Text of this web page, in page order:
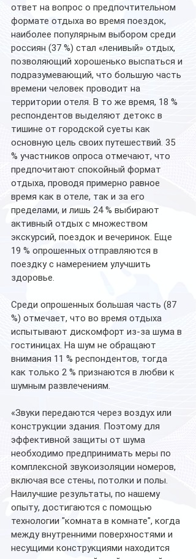
ответ на вопрос о предпочтительном
формате отдыха во время поездок,
наиболее популярным выбором среди
россиян (37 %) стал «ленивый» отдых,
позволяющий хорошенько выспаться и
подразумевающий, что большую часть
времени человек проводит на
территории отеля. В то же время, 18 %
респондентов выделяют детокс в
тишине от городской суеты как
основную цель своих путешествий. 35
% участников опроса отмечают, что
предпочитают спокойный формат
отдыха, проводя примерно равное
время как в отеле, так и за его
пределами, и лишь 24 % выбирают
активный отдых с множеством
экскурсий, поездок и вечеринок. Еще
19 % опрошенных отправляются в
поездку с намерением улучшить
здоровье.
Среди опрошенных большая часть (87
%) отмечает, что во время отдыха
испытывают дискомфорт из-за шума в
гостиницах. На шум не обращают
внимания 11 % респондентов, тогда
как только 2 % признаются в любви к
шумным развлечениям.
«Звуки передаются через воздух или
конструкции здания. Поэтому для
эффективной защиты от шума
необходимо предпринимать меры по
комплексной звукоизоляции номеров,
включая все стены, потолки и полы.
Наилучшие результаты, по нашему
опыту, достигаются с помощью
технологии "комната в комнате", когда
между внутренними поверхностями и
несущими конструкциями находится